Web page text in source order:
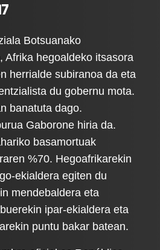
Botsuanako
Afrika hegoaldeko itsasora
herrialde subiranoa da eta
du gobernu mota.
banatuta dago.
Gaborone hiria da.
basamortuak
%70. Hegoafrikarekin
ekialdera egiten du
mendebaldera eta
ipar-ekialdera eta
puntu bakar batean.